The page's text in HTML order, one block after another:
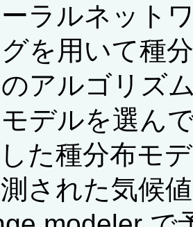
ラルネット
を用いて種
アルゴリズ
デルを選ん
た種分布モ
された気候